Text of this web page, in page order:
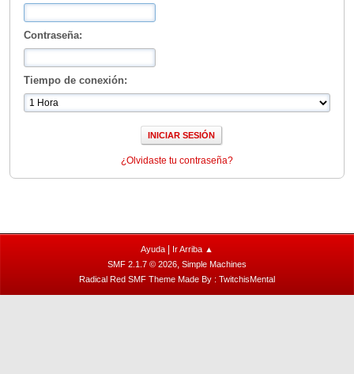
Contraseña:
Tiempo de conexión:
¿Olvidaste tu contraseña?
Ayuda
Ir Arriba ▲
SMF 2.1.7 © 2026, Simple Machines
Radical Red SMF Theme Made By : TwitchisMental